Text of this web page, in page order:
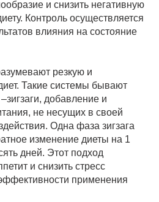
и снизить негативную
Контроль осуществляется
влияния на состояние
резкую и
Такие системы бывают
добавление и
не несущих в своей
Одна фаза зигзага
изменение диеты на 1
дней. Этот подход
и снизить стресс
применения